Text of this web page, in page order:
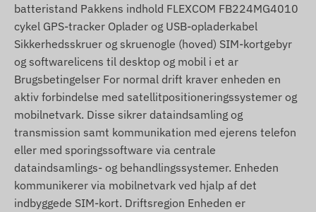
batteristand Pakkens indhold FLEXCOM FB224MG4010
cykel GPS-tracker Oplader og USB-opladerkabel
Sikkerhedsskruer og skruenogle (hoved) SIM-kortgebyr
og softwarelicens til desktop og mobil i et ar
Brugsbetingelser For normal drift kraver enheden en
aktiv forbindelse med satellitpositioneringssystemer og
mobilnetvark. Disse sikrer dataindsamling og
transmission samt kommunikation med ejerens telefon
eller med sporingssoftware via centrale
dataindsamlings- og behandlingssystemer. Enheden
kommunikerer via mobilnetvark ved hjalp af det
indbyggede SIM-kort. Driftsregion Enheden er